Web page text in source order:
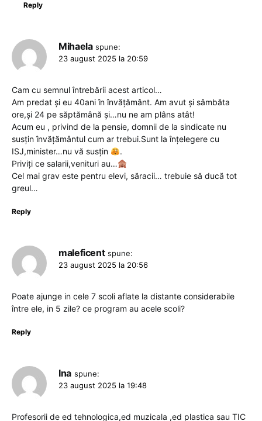
Reply
Mihaela spune:
23 august 2025 la 20:59
Cam cu semnul întrebării acest articol…
Am predat și eu 40ani în învățământ. Am avut și sâmbăta
ore,și 24 pe săptămână și…nu ne am plâns atât!
Acum eu , privind de la pensie, domnii de la sindicate nu
susțin învățământul cum ar trebui.Sunt la înțelegere cu
ISJ,minister…nu vă susțin
.
Priviți ce salarii,venituri au…
Cel mai grav este pentru elevi, săracii… trebuie să ducă tot
greul…
Reply
maleficent spune:
23 august 2025 la 20:56
Poate ajunge in cele 7 scoli aflate la distante considerabile
între ele, in 5 zile? ce program au acele scoli?
Reply
Ina spune:
23 august 2025 la 19:48
Profesorii de ed tehnologica,ed muzicala ,ed plastica sau TIC